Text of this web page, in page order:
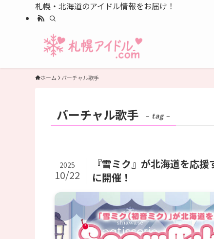
札幌・北海道のアイドル情報をお届け！
ホーム バーチャル歌手
バーチャル歌手 – tag –
『雪ミク』が北海道を応
に開催！
2025
10/22